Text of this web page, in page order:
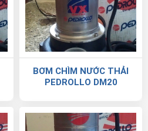
BƠM CHÌM NƯỚC THẢI
PEDROLLO DM20